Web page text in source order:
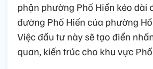
phận phường Phố Hiến kéo dài
đường Phố Hiến của phường
Việc đầu tư này sẽ tạo điển
quan, kiến trúc cho khu vực